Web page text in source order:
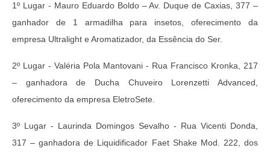
1º Lugar - Mauro Eduardo Boldo – Av. Duque de Caxias, 377 –
ganhador de 1 armadilha para insetos, oferecimento da
empresa Ultralight e Aromatizador, da Essência do Ser.
2º Lugar - Valéria Pola Mantovani - Rua Francisco Kronka, 217
– ganhadora de Ducha Chuveiro Lorenzetti Advanced,
oferecimento da empresa EletroSete.
3º Lugar - Laurinda Domingos Sevalho - Rua Vicenti Donda,
317 – ganhadora de Liquidificador Faet Shake Mod. 222, dos